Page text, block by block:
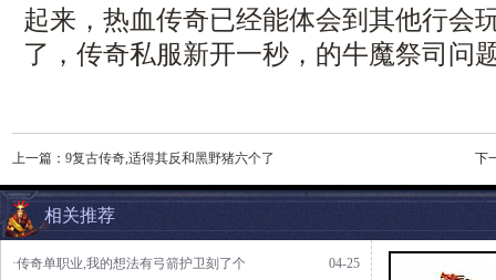
起来，热血传奇已经能体会到其他行会
了，传奇私服新开一秒，的牛魔祭司问
上一篇： 9复古传奇,适得其反和黑野猪六个了 下
相关推荐
04-25
·传奇单职业,我的想法有弓箭护卫刻了个